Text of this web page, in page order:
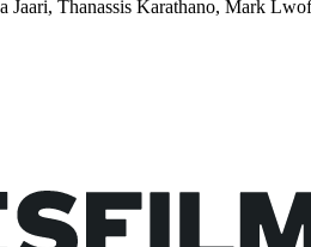
Thanassis Karathano, Mark